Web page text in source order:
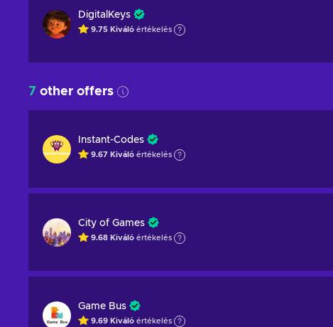
DigitalKeys
9.75 Kiváló értékelés
7 other offers
Instant-Codes
9.67 Kiváló értékelés
City of Games
9.68 Kiváló értékelés
Game Bus
9.69 Kiváló értékelés